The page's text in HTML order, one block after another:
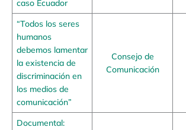
caso Ecuador
“Todos los seres
humanos
debemos lamentar
la existencia de
discriminación en
los medios de
comunicación”
Consejo de
Comunicación
Documental: